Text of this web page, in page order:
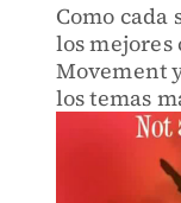
Como cada
los mejores
Movement
los temas